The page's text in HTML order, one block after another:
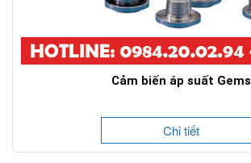
Cảm biến áp suất Gems
Chi tiết